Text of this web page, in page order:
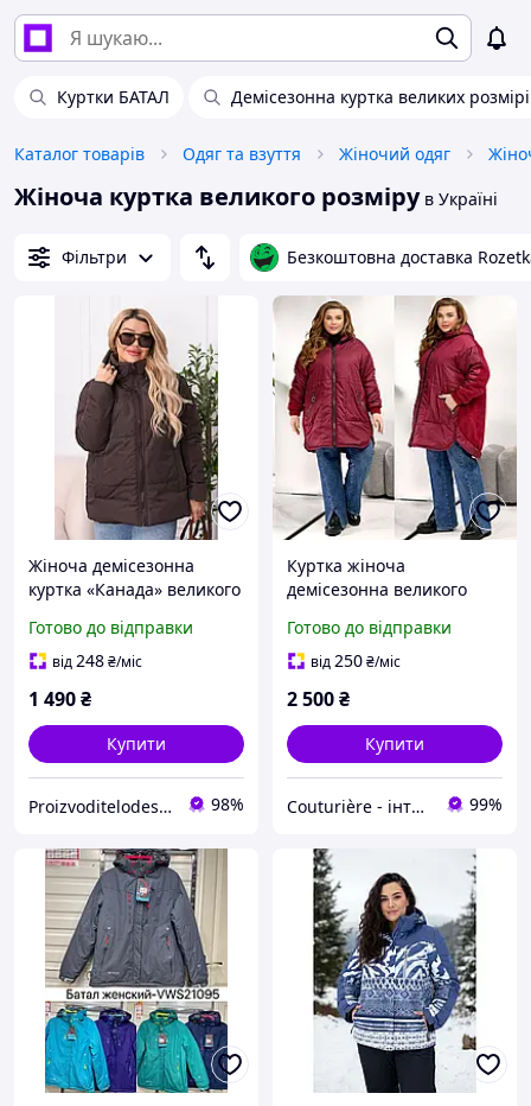
Куртки БАТАЛ Демісезонна куртка великих
Каталог товарів Одяг та взуття Жіночий одяг
Жіноча куртка великого розмірув Україні
Фільтри Безкоштовна доставка
Жіноча демісезонна
куртка «Канада» великого
силікон 100 модель 0835
Готово до відправки
від248₴/міс
1 490₴
Купити
ProizvoditelodesaUA 98%
Куртка жіноча
демісезонна великого
70
Готово до відправки
від250₴/міс
2 500₴
Купити
Couturière - інтернет магазин жіночого одягу 99%